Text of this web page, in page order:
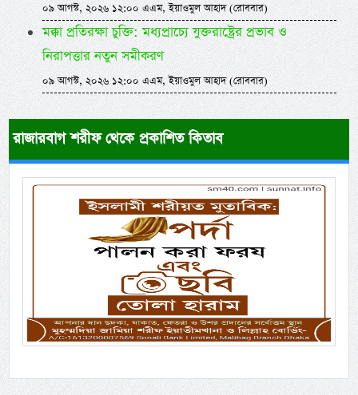
০৯ আগস্ট, ২০২৬ ১২:০০ এএম, ইয়াওমুল আহাদ (রোববার)
মক্কা প্রতিরক্ষা চুক্তি: মধ্যপ্রাচ্যে যুক্তরাষ্ট্রের প্রভাব ও
নিরাপত্তার নতুন সমীকরণ
০৯ আগস্ট, ২০২৬ ১২:০০ এএম, ইয়াওমুল আহাদ (রোববার)
রাজারবাগ শরীফ থেকে প্রকাশিত কিতাব